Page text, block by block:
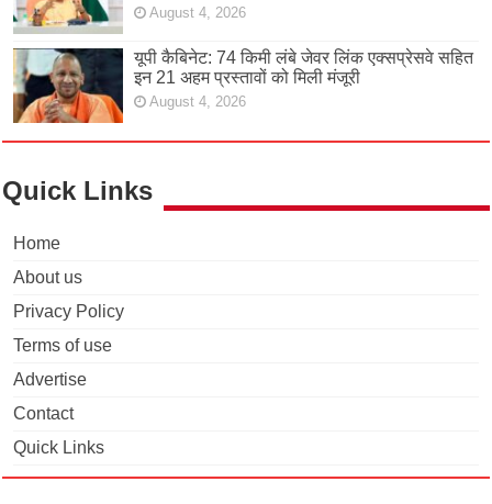
August 4, 2026
यूपी कैबिनेट: 74 किमी लंबे जेवर लिंक एक्सप्रेसवे सहित
इन 21 अहम प्रस्तावों को मिली मंजूरी
August 4, 2026
Quick Links
Home
About us
Privacy Policy
Terms of use
Advertise
Contact
Quick Links